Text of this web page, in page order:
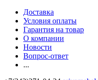
Доставка
Условия оплаты
Гарантия на товар
О компании
Новости
Вопрос-ответ
...